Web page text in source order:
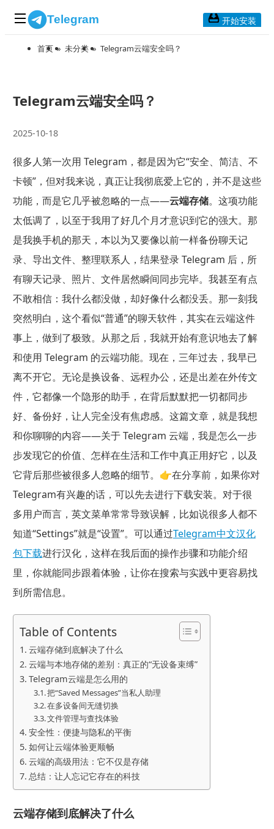
Telegram
应用下载
Telegram Mac版
Telegram安卓版
Telegram Web版
开始安装
首页 » 未分类 » Telegram云端安全吗？
Telegram云端安全吗？
2025-10-18
很多人第一次用 Telegram，都是因为它“安全、简洁、不
卡顿”，但对我来说，真正让我彻底爱上它的，并不是这些
功能，而是它几乎被忽略的一点——云端存储。这项功能
太低调了，以至于我用了好几个月才意识到它的强大。那
是我换手机的那天，本以为又要像以前一样备份聊天记
录、导出文件、整理联系人，结果登录 Telegram 后，所
有聊天记录、照片、文件居然瞬间同步完毕。我甚至有点
不敢相信：我什么都没做，却好像什么都没丢。那一刻我
突然明白，这个看似“普通”的聊天软件，其实在云端这件
事上，做到了极致。从那之后，我就开始有意识地去了解
和使用 Telegram 的云端功能。现在，三年过去，我早已
离不开它。无论是换设备、远程办公，还是出差在外传文
件，它都像一个隐形的助手，在背后默默把一切都同步
好、备份好，让人完全没有焦虑感。这篇文章，就是我想
和你聊聊的内容——关于 Telegram 云端，我是怎么一步
步发现它的价值、怎样在生活和工作中真正用好它，以及
它背后那些被很多人忽略的细节。👉在分享前，如果你对
Telegram有兴趣的话，可以先去进行下载安装。对于很
多用户而言，英文菜单常常导致误解，比如说很多人都不
知道“Settings”就是“设置”。可以通过Telegram中文汉化
包下载进行汉化，这样在我后面的操作步骤和功能介绍
里，你就能同步跟着体验，让你在搜索与实践中更容易找
到所需信息。
Table of Contents
云端存储到底解决了什么
云端与本地存储的差别：真正的“无设备束缚”
Telegram云端是怎么用的
把“Saved Messages”当私人助理
在多设备间无缝切换
文件管理与查找体验
安全性：便捷与隐私的平衡
如何让云端体验更顺畅
云端的高级用法：它不仅是存储
总结：让人忘记它存在的科技
云端存储到底解决了什么